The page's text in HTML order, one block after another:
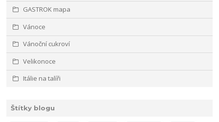
GASTROK mapa
Vánoce
Vánoční cukroví
Velikonoce
Itálie na talíři
Štítky blogu